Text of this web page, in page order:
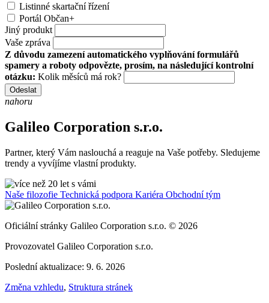
Listinné skartační řízení
Portál Občan+
Jiný produkt
Vaše zpráva
Z důvodu zamezení automatického vyplňování formulářů
spamery a roboty odpovězte, prosím, na následující kontrolní
otázku: Kolik měsíců má rok?
Odeslat
nahoru
Galileo Corporation s.r.o.
Partner, který Vám naslouchá a reaguje na Vaše potřeby. Sledujeme
trendy a vyvíjíme vlastní produkty.
Naše filozofie Technická podpora Kariéra Obchodní tým
Oficiální stránky Galileo Corporation s.r.o. © 2026
Provozovatel Galileo Corporation s.r.o.
Poslední aktualizace: 9. 6. 2026
Změna vzhledu, Struktura stránek